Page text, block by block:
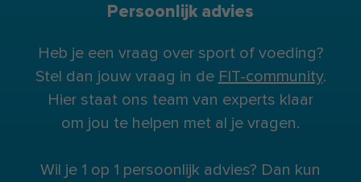
Persoonlijk advies
Heb je een vraag over sport of voeding?
Stel dan jouw vraag in de FIT-community.
Hier staat ons team van experts klaar
om jou te helpen met al je vragen.
Wil je 1 op 1 persoonlijk advies? Dan kun